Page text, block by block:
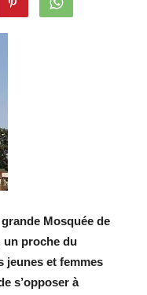
Mosquée de
un proche du
jeunes et femmes
s’opposer à